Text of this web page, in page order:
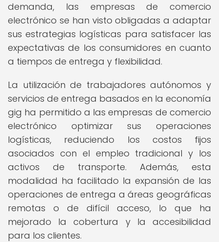
demanda, las empresas de comercio
electrónico se han visto obligadas a adaptar
sus estrategias logísticas para satisfacer las
expectativas de los consumidores en cuanto
a tiempos de entrega y flexibilidad.
La utilización de trabajadores autónomos y
servicios de entrega basados en la economía
gig ha permitido a las empresas de comercio
electrónico optimizar sus operaciones
logísticas, reduciendo los costos fijos
asociados con el empleo tradicional y los
activos de transporte. Además, esta
modalidad ha facilitado la expansión de las
operaciones de entrega a áreas geográficas
remotas o de difícil acceso, lo que ha
mejorado la cobertura y la accesibilidad
para los clientes.